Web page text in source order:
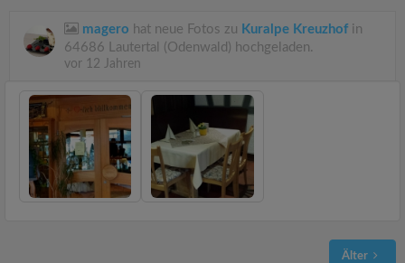
magero hat neue Fotos zu Kuralpe Kreuzhof in
64686 Lautertal (Odenwald) hochgeladen.
vor 12 Jahren
Älter